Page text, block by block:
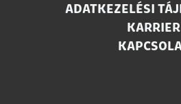
ADATKEZELÉSI
KARRIER